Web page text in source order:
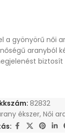
a gyönyörű női
aranyból
biztosít
82832
ékszer, Női